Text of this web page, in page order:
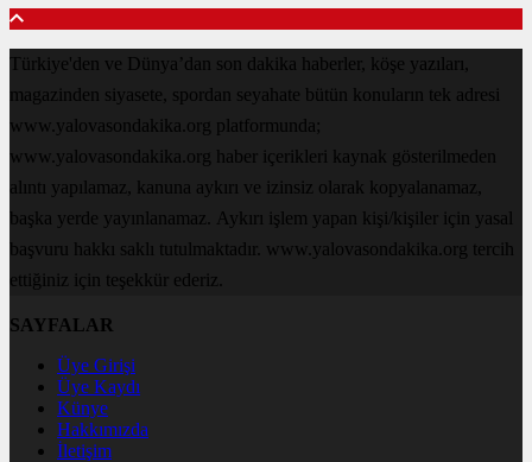
Türkiye'den ve Dünya’dan son dakika haberler, köşe yazıları,
magazinden siyasete, spordan seyahate bütün konuların tek adresi
www.yalovasondakika.org platformunda;
www.yalovasondakika.org haber içerikleri kaynak gösterilmeden
alıntı yapılamaz, kanuna aykırı ve izinsiz olarak kopyalanamaz,
başka yerde yayınlanamaz. Aykırı işlem yapan kişi/kişiler için yasal
başvuru hakkı saklı tutulmaktadır. www.yalovasondakika.org tercih
ettiğiniz için teşekkür ederiz.
SAYFALAR
Üye Girişi
Üye Kaydı
Künye
Hakkımızda
İletişim